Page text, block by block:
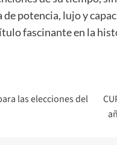
potencia, lujo y
fascinante en la
las elecciones del